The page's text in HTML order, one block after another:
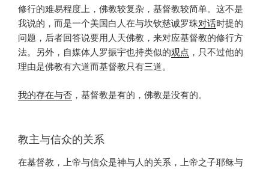
修行的难易程度上，佛教较复杂，基督教较简单。这不是
我说的，而是一个美国白人在与坎钦慈诚罗珠对话时提的
问题，后者回答说要用人天佛教，来对应基督教的修行方
法。另外，自媒体人罗振宇也持类似的观点 ，只不过他的
理由是佛教有六道而基督教只有三道。
我的存在与否 ，基督教是有的，佛教是没有的。
教主与信众的关系
在基督教，上帝与信众是神与人的关系，上帝之子耶稣与